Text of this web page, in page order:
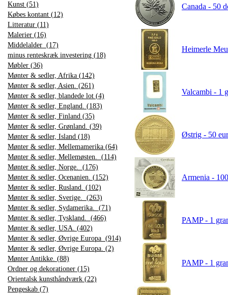
Kunst (51)
Købes kontant (12)
Litteratur (11)
Malerier (16)
Middelalder (17)
minus renteskræk investering (18)
Møbler (36)
Mønter & sedler, Afrika (142)
Mønter & sedler, Asien. (261)
Mønter & sedler, blandede lot (4)
Mønter & sedler, England. (183)
Mønter & sedler, Finland (35)
Mønter & sedler, Grønland. (39)
Mønter & sedler, Island (18)
Mønter & sedler, Mellemamerika (64)
Mønter & sedler, Mellemøsten. (114)
Mønter & sedler, Norge. (176)
Mønter & sedler, Ocenanien. (152)
Mønter & sedler, Rusland. (102)
Mønter & sedler, Sverige. (263)
Mønter & sedler, Sydamerika. (71)
Mønter & sedler, Tyskland. (466)
Mønter & sedler, USA. (402)
Mønter & sedler, Øvrige Europa (914)
Mønter & sedler, Øvrige Europa. (2)
Mønter Antikke. (88)
Ordner og dekorationer (15)
Orientalsk kunsthåndværk (22)
Pengeskab (7)
Canada - 50
Heimerle
Valcambi - 1
Østrig - 50
Armenia -
PAMP - 1
PAMP - 1